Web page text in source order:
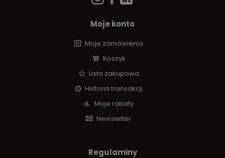
Moje konto
Moje zamówienia
Koszyk
Lista zakupowa
Historia transakcji
Moje rabaty
Newsletter
Regulaminy